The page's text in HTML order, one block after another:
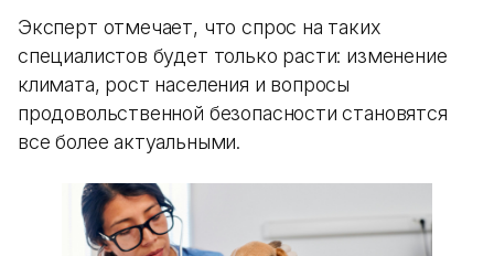
Эксперт отмечает, что спрос на таких
специалистов будет только расти: изменение
климата, рост населения и вопросы
продовольственной безопасности становятся
все более актуальными.